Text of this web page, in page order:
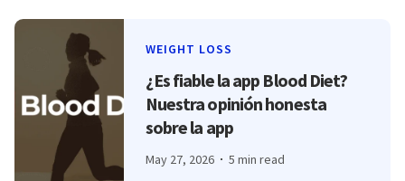
WEIGHT LOSS
¿Es fiable la app Blood Diet?
Nuestra opinión honesta
sobre la app
May 27, 2026 5 min read